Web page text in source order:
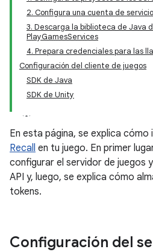
2. Configura una cuenta de
3. Descarga la biblioteca de Java
PlayGamesServices
4. Prepara credenciales para las
Configuración del cliente de juegos
SDK de Java
SDK de Unity
En esta página, se explica cómo
Recall en tu juego. En primer
configurar el servidor de juegos
API y, luego, se explica cómo
tokens.
Configuración del